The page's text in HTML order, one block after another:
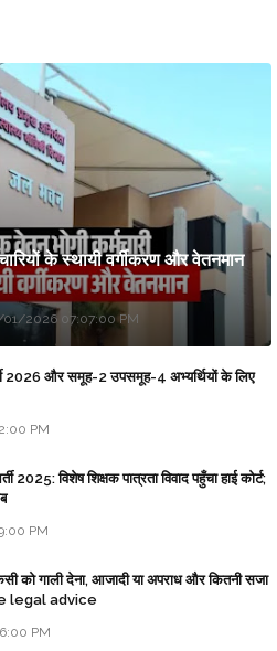
के स्थायी वर्गीकरण और वेतनमान
2026 07:07:00 PM
2026 और समूह-2 उपसमूह-4 अभ्यर्थियों के लिए
PM
2025: विशेष शिक्षक पात्रता विवाद पहुँचा हाई कोर्ट;
PM
को गाली देना, आजादी या अपराध और कितनी सजा
legal advice
PM